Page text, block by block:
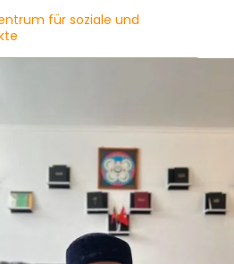
für soziale und